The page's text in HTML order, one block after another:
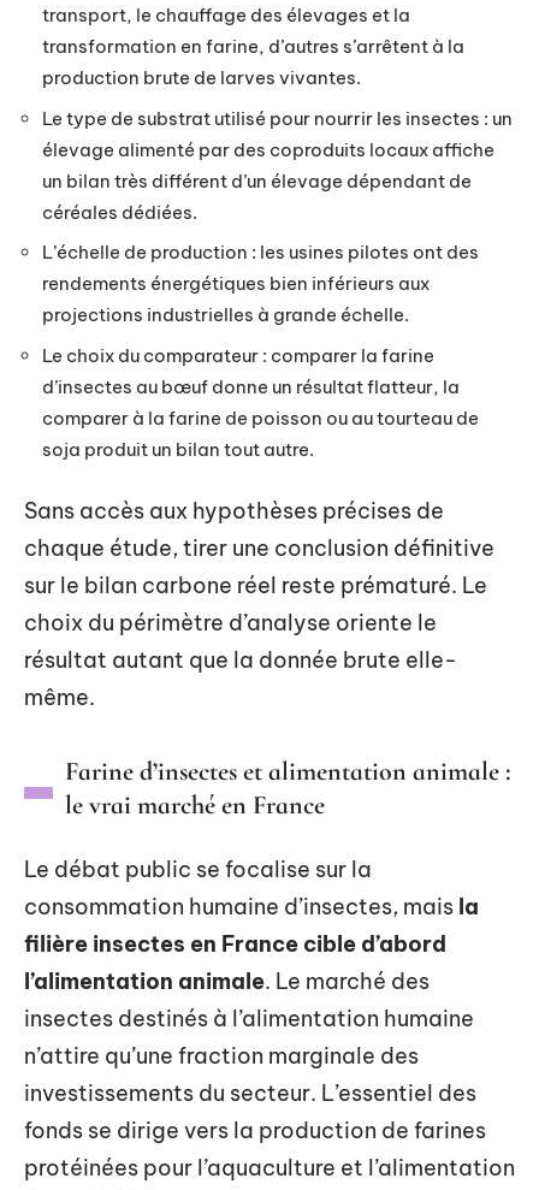
transport, le chauffage des élevages et la
transformation en farine, d’autres s’arrêtent à la
production brute de larves vivantes.
Le type de substrat utilisé pour nourrir les insectes : un
élevage alimenté par des coproduits locaux affiche
un bilan très différent d’un élevage dépendant de
céréales dédiées.
L’échelle de production : les usines pilotes ont des
rendements énergétiques bien inférieurs aux
projections industrielles à grande échelle.
Le choix du comparateur : comparer la farine
d’insectes au bœuf donne un résultat flatteur, la
comparer à la farine de poisson ou au tourteau de
soja produit un bilan tout autre.
Sans accès aux hypothèses précises de
chaque étude, tirer une conclusion définitive
sur le bilan carbone réel reste prématuré. Le
choix du périmètre d’analyse oriente le
résultat autant que la donnée brute elle-
même.
Farine d’insectes et alimentation animale :
le vrai marché en France
Le débat public se focalise sur la
consommation humaine d’insectes, mais la
filière insectes en France cible d’abord
l’alimentation animale. Le marché des
insectes destinés à l’alimentation humaine
n’attire qu’une fraction marginale des
investissements du secteur. L’essentiel des
fonds se dirige vers la production de farines
protéinées pour l’aquaculture et l’alimentation